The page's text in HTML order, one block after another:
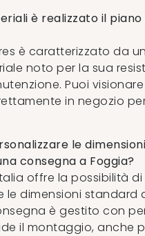
è realizzato il
è caratterizzato da
noto per la sua
Puoi
in negozio
le
consegna a Foggia?
offre la possibilità di
le dimensioni standard
è gestito con
il montaggio, anche